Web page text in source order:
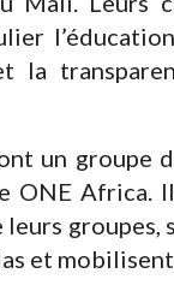
la
un groupe
ONE Africa.
leurs
et